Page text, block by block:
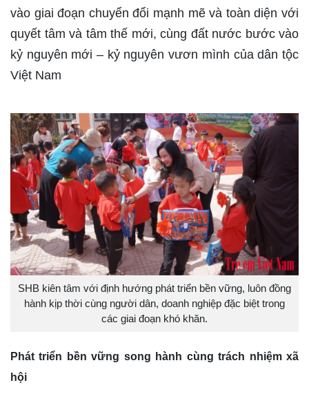
vào giai đoạn chuyển đổi mạnh mẽ và toàn diện với
quyết tâm và tâm thế mới, cùng đất nước bước vào
kỷ nguyên mới – kỷ nguyên vươn mình của dân tộc
Việt Nam
SHB kiên tâm với định hướng phát triển bền vững, luôn đồng
hành kịp thời cùng người dân, doanh nghiệp đặc biệt trong
các giai đoạn khó khăn.
Phát triển bền vững song hành cùng trách nhiệm xã
hội